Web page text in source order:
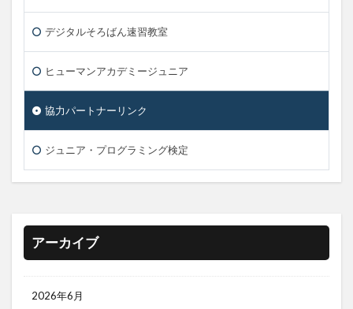
デジタルそろばん速習教室
ヒューマンアカデミージュニア
協力パートナーリンク
ジュニア・プログラミング検定
アーカイブ
2026年6月